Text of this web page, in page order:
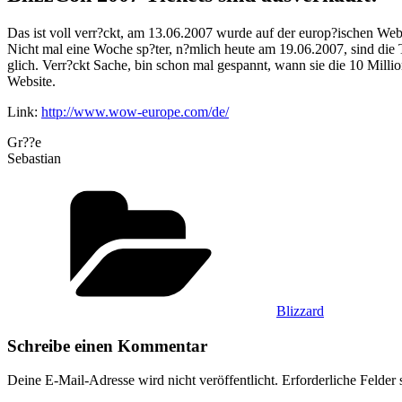
Das ist voll verr?ckt, am 13.06.2007 wurde auf der europ?ischen
Nicht mal eine Woche sp?ter, n?mlich heute am 19.06.2007, sind
glich. Verr?ckt Sache, bin schon mal gespannt, wann sie die 10
Website.
Link: http://www.wow-europe.com/de/
Gr??e
Sebastian
Blizzard
Schreibe einen Kommentar
Deine E-Mail-Adresse wird nicht veröffentlicht. Erforderliche Felder